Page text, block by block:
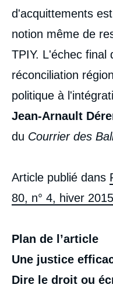
d'acquittements
notion même de
TPIY. L'échec final
réconciliation
politique à
Jean-Arnault
du Courrier des
Article publié dans
80, n° 4, hiver 2015
Plan de l’article
Une justice
Dire le droit ou